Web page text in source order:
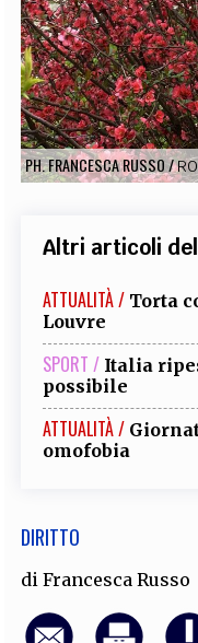
CODICI RUBRICHE LIBRI
PH. FRANCESCA RUSSO/
Altri articoli
ATTUALITÀ / Torta
Louvre
SPORT / Italia
possibile
ATTUALITÀ /
omofobia
DIRITTO
diFrancesca Russo